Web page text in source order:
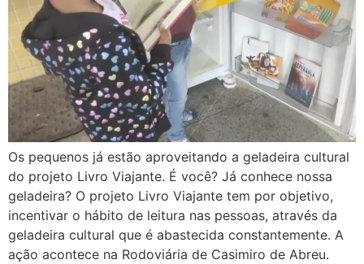
Os pequenos já estão aproveitando a geladeira cultural
do projeto Livro Viajante. É você? Já conhece nossa
geladeira? O projeto Livro Viajante tem por objetivo,
incentivar o hábito de leitura nas pessoas, através da
geladeira cultural que é abastecida constantemente. A
ação acontece na Rodoviária de Casimiro de Abreu.